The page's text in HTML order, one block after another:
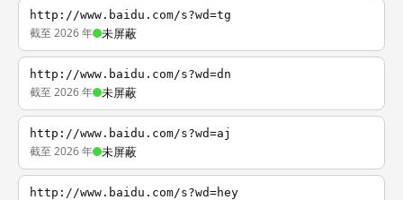
http://www.baidu.com/s?wd=tg
截至 2026 年 未屏蔽
http://www.baidu.com/s?wd=dn
截至 2026 年 未屏蔽
http://www.baidu.com/s?wd=aj
截至 2026 年 未屏蔽
http://www.baidu.com/s?wd=hey